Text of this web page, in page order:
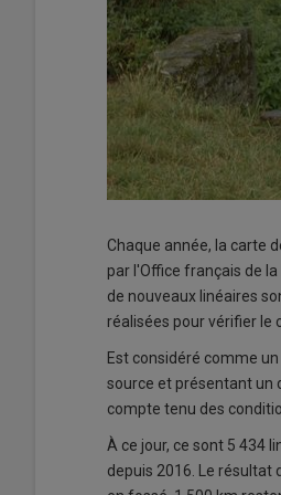
Chaque année, la carte
par l'Office français de
de nouveaux linéaires
réalisées pour vérifier le
Est considéré comme
source et présentant un
compte tenu des
À ce jour, ce sont 5 434
depuis 2016. Le résultat